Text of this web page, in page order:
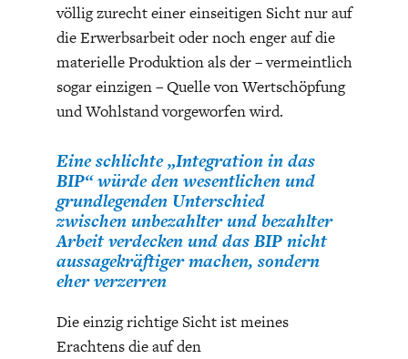
völlig zurecht einer einseitigen Sicht nur auf
die Erwerbsarbeit oder noch enger auf die
materielle Produktion als der – vermeintlich
sogar einzigen – Quelle von Wertschöpfung
und Wohlstand vorgeworfen wird.
Eine schlichte „Integration in das
BIP“ würde den wesentlichen und
grundlegenden Unterschied
zwischen unbezahlter und bezahlter
Arbeit verdecken und das BIP nicht
aussagekräftiger machen, sondern
eher verzerren
Die einzig richtige Sicht ist meines
Erachtens die auf den